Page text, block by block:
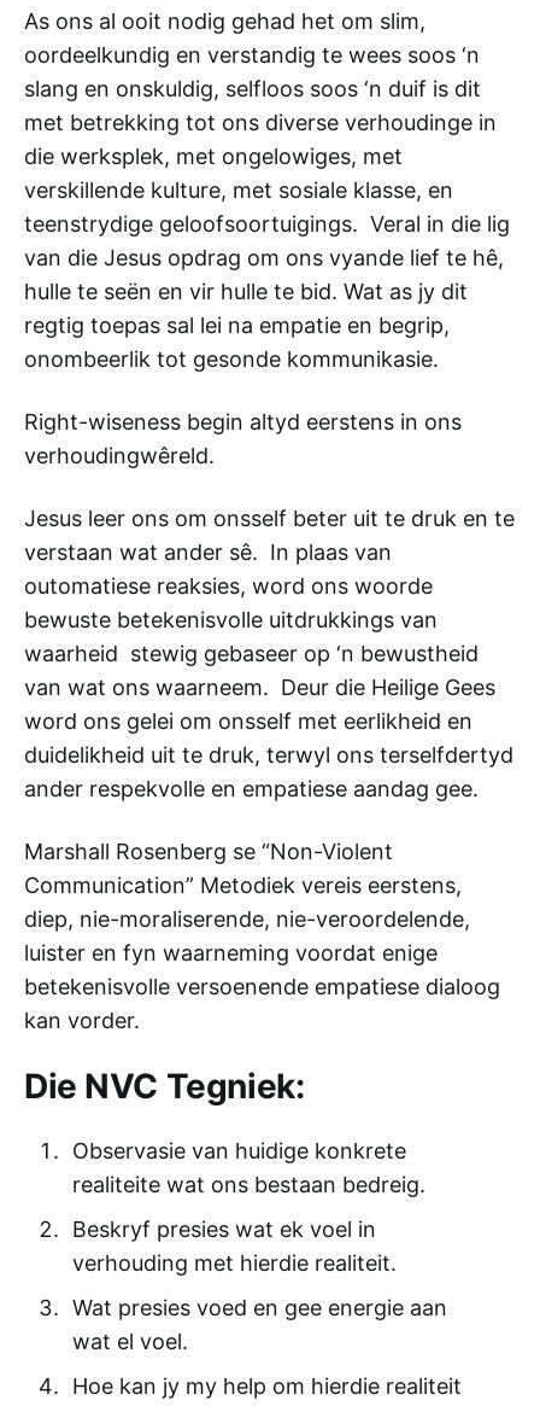
As ons al ooit nodig gehad het om slim,
oordeelkundig en verstandig te wees soos ‘n
slang en onskuldig, selfloos soos ‘n duif is dit
met betrekking tot ons diverse verhoudinge in
die werksplek, met ongelowiges, met
verskillende kulture, met sosiale klasse, en
teenstrydige geloofsoortuigings. Veral in die lig
van die Jesus opdrag om ons vyande lief te hê,
hulle te seën en vir hulle te bid. Wat as jy dit
regtig toepas sal lei na empatie en begrip,
onombeerlik tot gesonde kommunikasie.
Right-wiseness begin altyd eerstens in ons
verhoudingwêreld.
Jesus leer ons om onsself beter uit te druk en te
verstaan wat ander sê. In plaas van
outomatiese reaksies, word ons woorde
bewuste betekenisvolle uitdrukkings van
waarheid stewig gebaseer op ‘n bewustheid
van wat ons waarneem. Deur die Heilige Gees
word ons gelei om onsself met eerlikheid en
duidelikheid uit te druk, terwyl ons terselfdertyd
ander respekvolle en empatiese aandag gee.
Marshall Rosenberg se “Non-Violent
Communication” Metodiek vereis eerstens,
diep, nie-moraliserende, nie-veroordelende,
luister en fyn waarneming voordat enige
betekenisvolle versoenende empatiese dialoog
kan vorder.
Die NVC Tegniek:
Observasie van huidige konkrete
realiteite wat ons bestaan bedreig.
Beskryf presies wat ek voel in
verhouding met hierdie realiteit.
Wat presies voed en gee energie aan
wat el voel.
Hoe kan jy my help om hierdie realiteit